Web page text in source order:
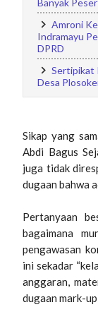
Banyak
Amroni
Indramayu
DPRD
Sertipikat
Desa
Sikap yang
Abdi Bagus
juga tidak
dugaan bahwa
Pertanyaan
bagaimana
pengawasan
ini sekadar
anggaran,
dugaan mark-